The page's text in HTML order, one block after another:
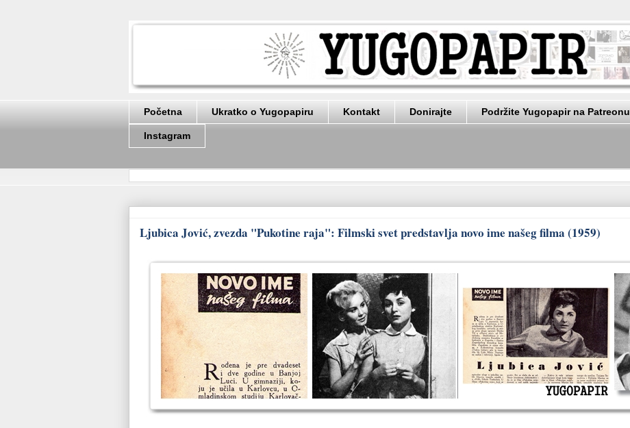
Početna Ukratko o Yugopapiru Kontakt Donirajte Podržite Yugopapir na Patreonu
Instagram
Ljubica Jović, zvezda "Pukotine raja": Filmski svet predstavlja novo ime našeg filma (1959)